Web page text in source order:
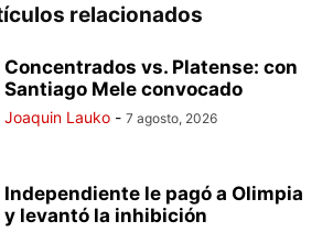
relacionados
Concentrados vs. Platense: con
Santiago Mele convocado
Joaquin Lauko - 7 agosto, 2026
Independiente le pagó a Olimpia
y levantó la inhibición